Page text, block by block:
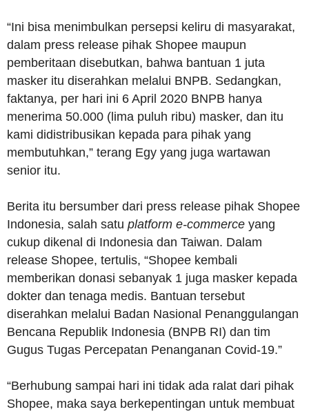
“Ini bisa menimbulkan persepsi keliru di masyarakat,
dalam press release pihak Shopee maupun
pemberitaan disebutkan, bahwa bantuan 1 juta
masker itu diserahkan melalui BNPB. Sedangkan,
faktanya, per hari ini 6 April 2020 BNPB hanya
menerima 50.000 (lima puluh ribu) masker, dan itu
kami didistribusikan kepada para pihak yang
membutuhkan,” terang Egy yang juga wartawan
senior itu.
Berita itu bersumber dari press release pihak Shopee
Indonesia, salah satu platform e-commerce yang
cukup dikenal di Indonesia dan Taiwan. Dalam
release Shopee, tertulis, “Shopee kembali
memberikan donasi sebanyak 1 juga masker kepada
dokter dan tenaga medis. Bantuan tersebut
diserahkan melalui Badan Nasional Penanggulangan
Bencana Republik Indonesia (BNPB RI) dan tim
Gugus Tugas Percepatan Penanganan Covid-19.”
“Berhubung sampai hari ini tidak ada ralat dari pihak
Shopee, maka saya berkepentingan untuk membuat